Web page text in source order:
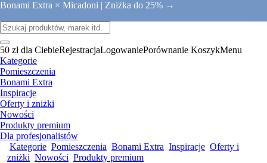
Bonami Extra × Micadoni | Zniżka do 25% →
50 zł dla CiebieRejestracjaLogowaniePorównanie KoszykMenu
Kategorie
Pomieszczenia
Bonami Extra
Inspiracje
Oferty i zniżki
Nowości
Produkty premium
Dla profesjonalistów
Kategorie Pomieszczenia Bonami Extra Inspiracje Oferty i
zniżki Nowości Produkty premium